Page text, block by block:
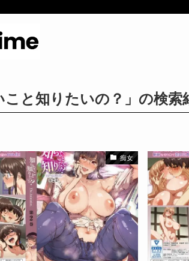
こと知りたいの？」の検索
痴女